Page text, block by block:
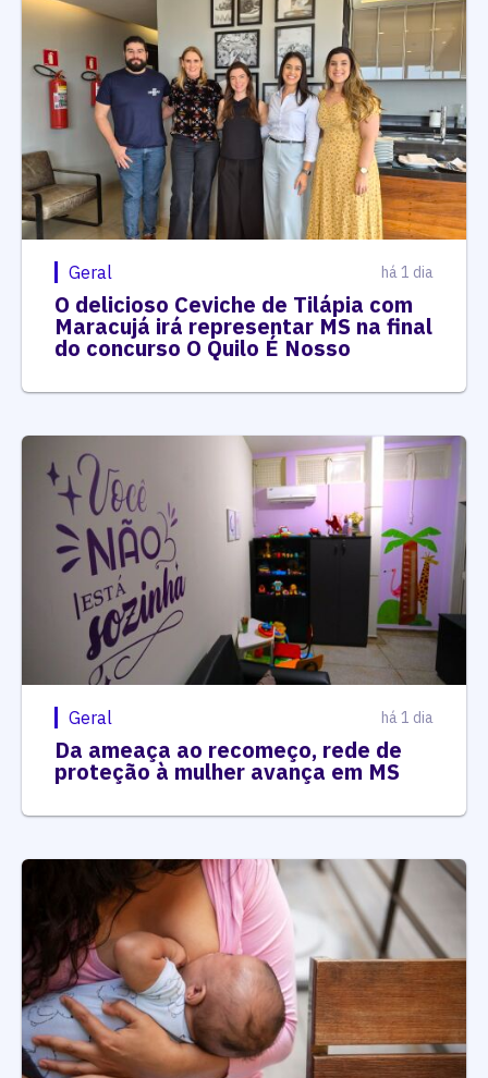
Geral há 1 dia
O delicioso Ceviche de Tilápia com
Maracujá irá representar MS na final
do concurso O Quilo É Nosso
Geral há 1 dia
Da ameaça ao recomeço, rede de
proteção à mulher avança em MS